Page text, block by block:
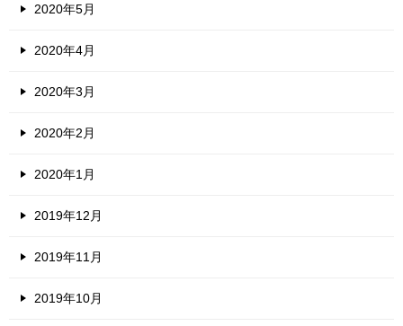
2020年5月
2020年4月
2020年3月
2020年2月
2020年1月
2019年12月
2019年11月
2019年10月